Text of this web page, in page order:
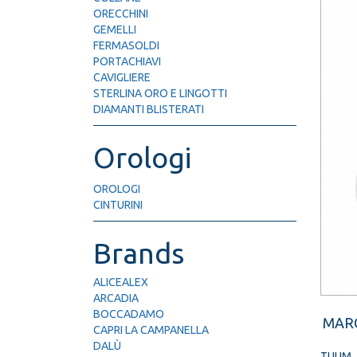
ORECCHINI
GEMELLI
FERMASOLDI
PORTACHIAVI
CAVIGLIERE
STERLINA ORO E LINGOTTI
DIAMANTI BLISTERATI
Orologi
OROLOGI
CINTURINI
Brands
ALICEALEX
ARCADIA
BOCCADAMO
CAPRI LA CAMPANELLA
DALÙ